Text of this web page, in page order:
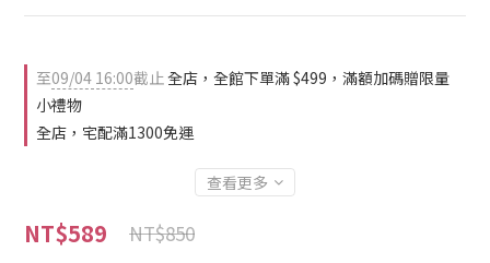
至09/04 16:00截止全店，全館下單滿 $499，滿額加碼贈限量
小禮物
全店，宅配滿1300免運
查看更多
NT$589 NT$850